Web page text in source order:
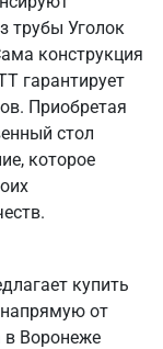
трубы Уголок
конструкция
гарантирует
Приобретая
стол
которое
купить
от
в Воронеже